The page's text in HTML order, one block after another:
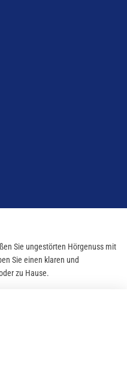
Sie ungestörten Hörgenuss mit
Sie einen klaren und
zu Hause.